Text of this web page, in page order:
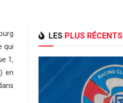
qui
1,
en
LES PLUS RÉCENTS